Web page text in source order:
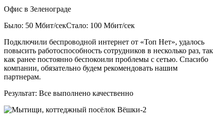
Офис в Зеленограде
Было: 50 Мбит/секСтало: 100 Мбит/сек
Подключили беспроводной интернет от «Топ Нет», удалось
повысить работоспособность сотрудников в несколько раз, так
как ранее постоянно беспокоили проблемы с сетью. Спасибо
компании, обязательно будем рекомендовать нашим
партнерам.
Результат: Все выполнено качественно